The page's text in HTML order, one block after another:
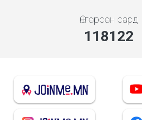
Өнгөрсөн сард
127209